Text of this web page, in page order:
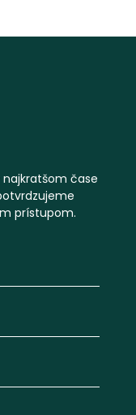
čase
prístupom.